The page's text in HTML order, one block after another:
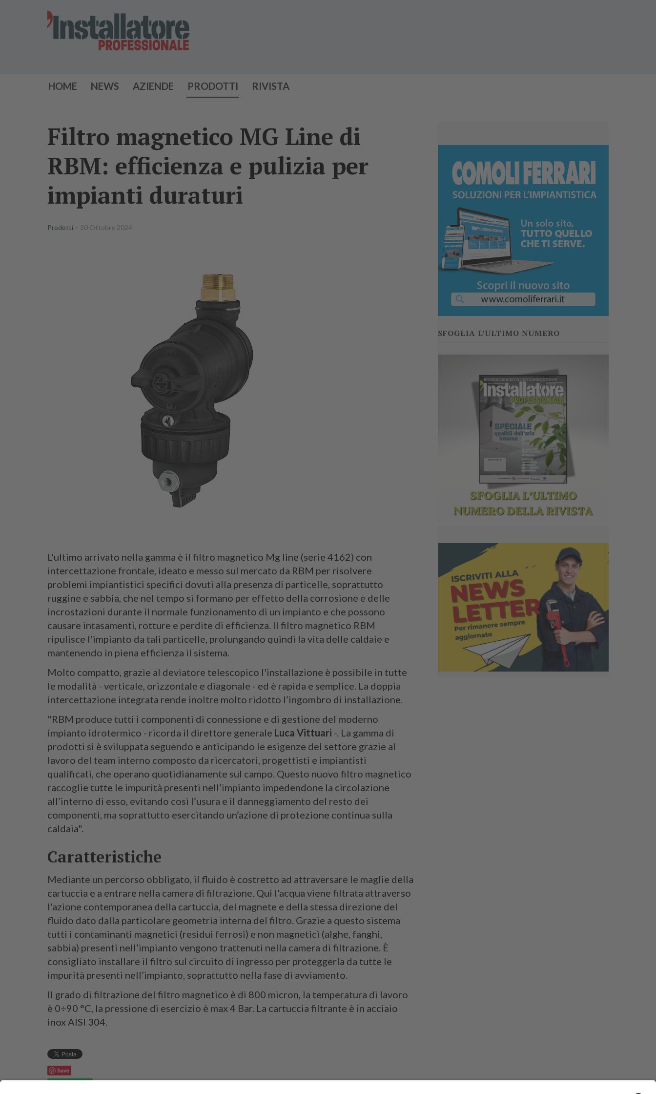
HOME NEWS AZIENDE PRODOTTI RIVISTA
Filtro magnetico MG Line di
RBM: efficienza e pulizia per
impianti duraturi
Prodotti 30 Ottobre 2024
L'ultimo arrivato nella gamma è il filtro magnetico Mg line (serie 4162) con
intercettazione frontale, ideato e messo sul mercato da RBM per risolvere
problemi impiantistici specifici dovuti alla presenza di particelle, soprattutto
ruggine e sabbia, che nel tempo si formano per effetto della corrosione e delle
incrostazioni durante il normale funzionamento di un impianto e che possono
causare intasamenti, rotture e perdite di efficienza. Il filtro magnetico RBM
ripulisce l'impianto da tali particelle, prolungando quindi la vita delle caldaie e
mantenendo in piena efficienza il sistema.
Molto compatto, grazie al deviatore telescopico l'installazione è possibile in tutte
le modalità - verticale, orizzontale e diagonale - ed è rapida e semplice. La doppia
intercettazione integrata rende inoltre molto ridotto l’ingombro di installazione.
"RBM produce tutti i componenti di connessione e di gestione del moderno
impianto idrotermico - ricorda il direttore generale Luca Vittuari -. La gamma di
prodotti si è sviluppata seguendo e anticipando le esigenze del settore grazie al
lavoro del team interno composto da ricercatori, progettisti e impiantisti
qualificati, che operano quotidianamente sul campo. Questo nuovo filtro magnetico
raccoglie tutte le impurità presenti nell’impianto impedendone la circolazione
all’interno di esso, evitando così l’usura e il danneggiamento del resto dei
componenti, ma soprattutto esercitando un’azione di protezione continua sulla
caldaia".
Caratteristiche
Mediante un percorso obbligato, il fluido è costretto ad attraversare le maglie della
cartuccia e a entrare nella camera di filtrazione. Qui l'acqua viene filtrata attraverso
l'azione contemporanea della cartuccia, del magnete e della stessa direzione del
fluido dato dalla particolare geometria interna del filtro. Grazie a questo sistema
tutti i contaminanti magnetici (residui ferrosi) e non magnetici (alghe, fanghi,
sabbia) presenti nell’impianto vengono trattenuti nella camera di filtrazione. È
consigliato installare il filtro sul circuito di ingresso per proteggerla da tutte le
impurità presenti nell’impianto, soprattutto nella fase di avviamento.
Il grado di filtrazione del filtro magnetico è di 800 micron, la temperatura di lavoro
è 0÷90 °C, la pressione di esercizio è max 4 Bar. La cartuccia filtrante è in acciaio
inox AISI 304.
Save
SFOGLIA L’ULTIMO NUMERO